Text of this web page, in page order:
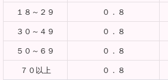
１８～２９ ０．８
３０～４９ ０．８
５０～６９ ０．８
７０以上 ０．８